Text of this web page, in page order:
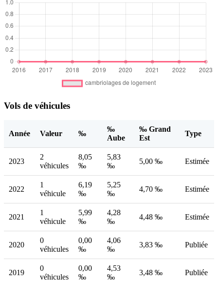
Vols de véhicules
Année Valeur ‰
‰
Aube
‰ Grand
Est
Type
2023
2
véhicules
8,05
‰
5,83
‰
5,00 ‰ Estimée
2022
1
véhicule
6,19
‰
5,25
‰
4,70 ‰ Estimée
2021
1
véhicule
5,99
‰
4,28
‰
4,48 ‰ Estimée
2020
0
véhicules
0,00
‰
4,06
‰
3,83 ‰ Publiée
2019
0
véhicules
0,00
‰
4,53
‰
3,48 ‰ Publiée